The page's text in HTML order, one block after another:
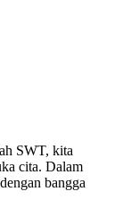
SWT, kita
cita. Dalam
bangga